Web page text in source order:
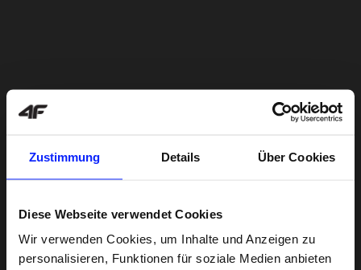
Zustimmung Details Über Cookies
Diese Webseite verwendet Cookies
Wir verwenden Cookies, um Inhalte und Anzeigen zu
personalisieren, Funktionen für soziale Medien anbieten